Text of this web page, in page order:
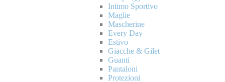
Intimo Sportivo
Maglie
Mascherine
Every Day
Estivo
Giacche & Gilet
Guanti
Pantaloni
Protezioni